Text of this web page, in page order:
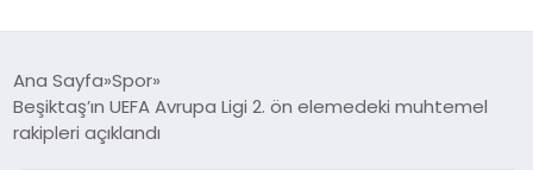
SIGORTA
Ana Sayfa Spor
Beşiktaş’ın UEFA Avrupa Ligi 2. ön elemedeki muhtemel
rakipleri açıklandı